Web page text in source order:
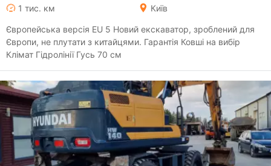
1 тис. км
Київ
Європейська версія EU 5 Новий екскаватор, зроблений для
Європи, не плутати з китайцями. Гарантія Ковші на вибір
Клімат Гідролінії Гусь 70 см